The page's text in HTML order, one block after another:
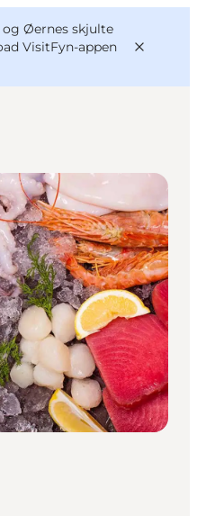
og Øernes skjulte
VisitFyn-appen